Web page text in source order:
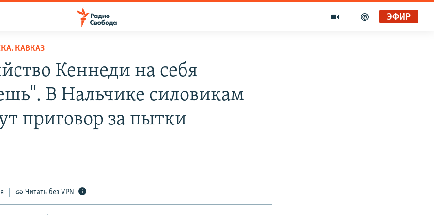
ЭФИР
КАВКАЗ
Кеннеди на себя
В Нальчике силовикам
приговор за пытки
Читать без VPN